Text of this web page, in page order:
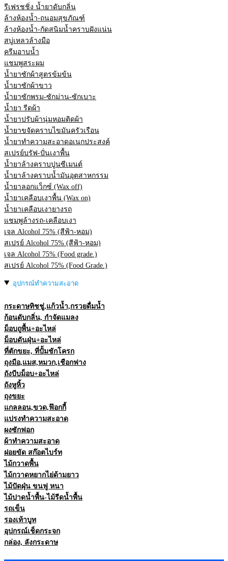
รีเฟรชชิ่ง น้ำยาดับกลิ่น
ล้างห้องน้ำ-ถนอมสุขภัณฑ์
ล้างห้องน้ำ-กัดสนิมน้ำคราบฝังแน่น
สบู่เหลวล้างมือ
ครีมอาบน้ำ
แชมพูสระผม
น้ำยาซักผ้าสูตรข้มข้น
น้ำยาซักผ้าขาว
น้ำยาซักพรม-ซักม่าน-ซักเบาะ
น้ำยา รีดผ้า
น้ำยาปรับผ้านุ่มหอมติดผ้า
น้ำยาขจัดคราบไขมันครัวเรือน
น้ำยาทำความสะอาดอเนกประสงค์
สเปรย์บรัฟ-ปั่นเงาพื้น
น้ำยาล้างคราบปูนซีเมนต์
น้ำยาล้างคราบน้ำมันอุตสาหกรรม
น้ำยาลอกแว็กซ์ (Wax off)
น้ำยาเคลือบเงาพื้น (Wax on)
น้ำยาเคลือบเงายางรถ
แชมพูล้างรถ-เคลือบเงา
เจล Alcohol 75% (สีฟ้า-หอม)
สเปรย์ Alcohol 75% (สีฟ้า-หอม)
เจล Alcohol 75% (Food grade.)
สเปรย์ Alcohol 75% (Food Grade.)
อุปกรณ์ทำความสะอาด
กระดาษทิชชู่,แก้วน้ำ,กรวยดื่มน้ำ
ก้อนดับกลิ่น, กำจัดแมลง
ม็อบถูพื้น+อะไหล่
ม็อบดันฝุ่น+อะไหล่
ที่ตักขยะ, ที่ปั้มชักโครก
ถุงมือ,แมส,หมวก,เชือกฟาง
ถังบีบม็อบ+อะไหล่
ถังหูหิ้ว
ถุงขยะ
แกลลอน,ขวด,ฟ๊อกกี้
แปรงทำความสะอาด
ผงซักฟอก
ผ้าทำความสะอาด
ฝอยขัด สก๊อตไบร์ท
ไม้กวาดพื้น
ไม้กวาดหยากไย่ด้ามยาว
ไม้ปัดฝุ่น ขนฟู หนา
ไม้ปาดน้ำพื้น-ไม้รีดน้ำพื้น
รถเข็น
รองเท้าบูท
อุปกรณ์เช็ดกระจก
กล่อง, ลังกระดาษ